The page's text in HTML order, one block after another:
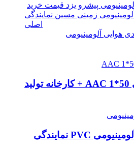
کابل 120+240*3 آلومینیومی زمینی مسین نمایندگی
اصلی
هادی آلومینیومی هوایی 50*1 AAC + کارخانه تولید
ماهان کابل امیر 50*2 آلومینیومی PVC نمایندگی